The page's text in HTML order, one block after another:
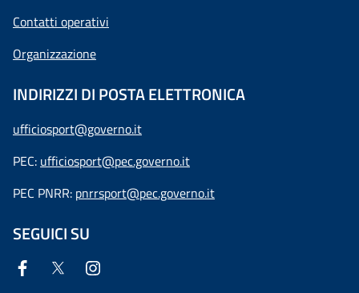
Contatti operativi
Organizzazione
INDIRIZZI DI POSTA ELETTRONICA
ufficiosport@governo.it
PEC: ufficiosport@pec.governo.it
PEC PNRR: pnrrsport@pec.governo.it
SEGUICI SU